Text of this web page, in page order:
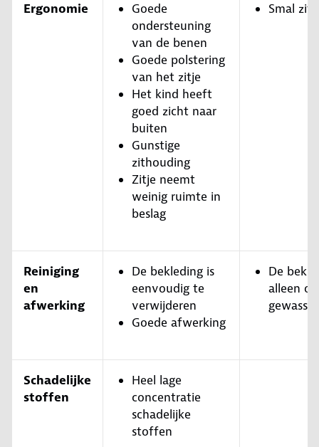
Ergonomie
Goede
ondersteuning
van de benen
Goede polstering
van het zitje
Het kind heeft
goed zicht naar
buiten
Gunstige
zithouding
Zitje neemt
weinig ruimte in
beslag
Smal
Reiniging
en
afwerking
De bekleding is
eenvoudig te
verwijderen
Goede afwerking
De
alleen
Schadelijke
stoffen
Heel lage
concentratie
schadelijke
stoffen